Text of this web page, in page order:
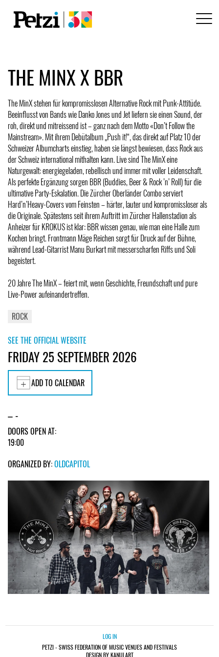
THE MINX X BBR
The MinX stehen für kompromisslosen Alternative Rock mit Punk-Attitüde.
Beeinflusst von Bands wie Danko Jones und Jet liefern sie einen Sound, der
roh, direkt und mitreissend ist – ganz nach dem Motto «Don’t Follow the
Mainstream». Mit ihrem Debütalbum „Push it!“, das direkt auf Platz 10 der
Schweizer Albumcharts einstieg, haben sie längst bewiesen, dass Rock aus
der Schweiz international mithalten kann. Live sind The MinX eine
Naturgewalt: energiegeladen, rebellisch und immer mit voller Leidenschaft.
Als perfekte Ergänzung sorgen BBR (Buddies, Beer & Rock ’n’ Roll) für die
ultimative Party-Eskalation. Die Zürcher Oberländer Combo serviert
Hard’n’Heavy-Covers vom Feinsten – härter, lauter und kompromissloser als
die Originale. Spätestens seit ihrem Auftritt im Zürcher Hallenstadion als
Anheizer für KROKUS ist klar: BBR wissen genau, wie man eine Halle zum
Kochen bringt. Frontmann Mäge Reichen sorgt für Druck auf der Bühne,
während Lead-Gitarrist Manu Burkart mit messerscharfen Riffs und Soli
begeistert.
20 Jahre The MinX – feiert mit, wenn Geschichte, Freundschaft und pure
Live-Power aufeinandertreffen.
ROCK
SEE THE OFFICIAL WEBSITE
FRIDAY 25 SEPTEMBER 2026
ADD TO CALENDAR
– -
DOORS OPEN AT:
19:00
ORGANIZED BY:OLDCAPITOL
LOG IN
PETZI - SWISS FEDERATION OF MUSIC VENUES AND FESTIVALS
DESIGN BY KANULART